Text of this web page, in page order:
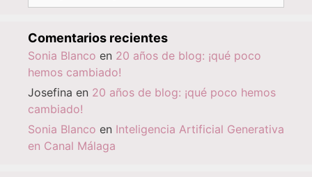
Comentarios recientes
Sonia Blanco en 20 años de blog: ¡qué poco
hemos cambiado!
Josefina en 20 años de blog: ¡qué poco hemos
cambiado!
Sonia Blanco en Inteligencia Artificial Generativa
en Canal Málaga